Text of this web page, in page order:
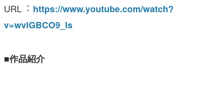
URL︓ https://www.youtube.com/watch?
v=wvlGBCO9_Is
■作品紹介